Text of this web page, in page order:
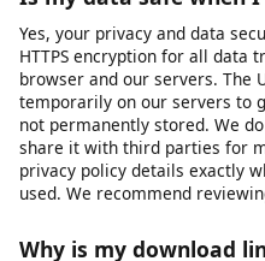
Our tool can only access
videos to which you already
unlisted videos). We cannot
protection, or paywalls. If a
into the platform to view it,
logged in on that platform
into our downloader. Note
downloading of private
Is my data safe when